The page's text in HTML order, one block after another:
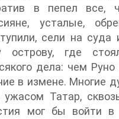
в пепел все,
усталые,
сели на суда
острову, где
дела: чем Руно
в измене. Многие
ужасом Татар,
мог бы войти в